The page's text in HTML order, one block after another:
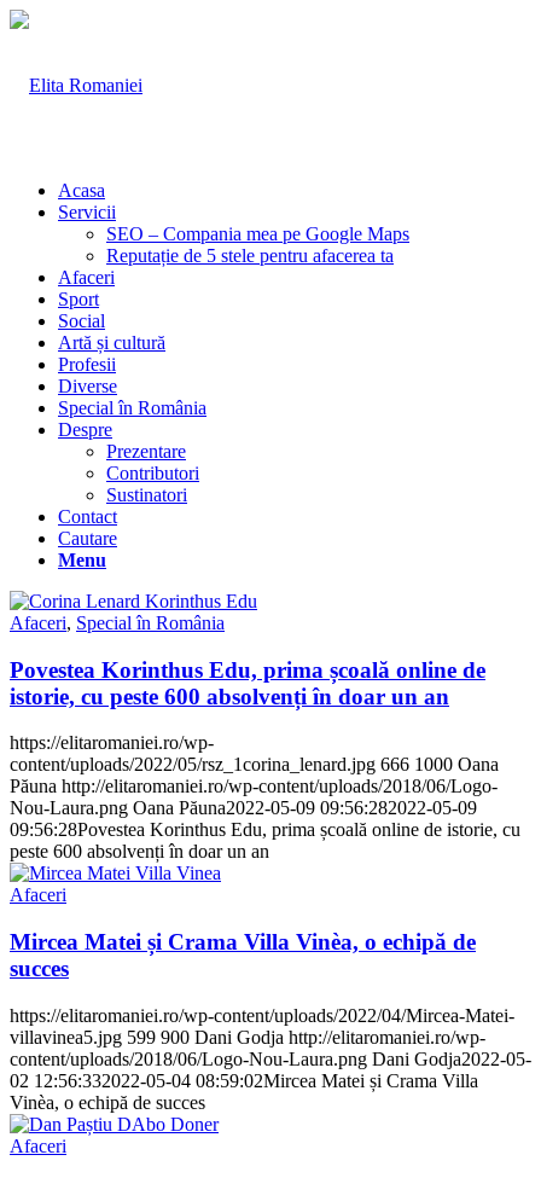
Acasa
Servicii
SEO – Compania mea pe Google Maps
Reputație de 5 stele pentru afacerea ta
Afaceri
Sport
Social
Artă și cultură
Profesii
Diverse
Special în România
Despre
Prezentare
Contributori
Sustinatori
Contact
Cautare
Menu
Afaceri, Special în România
Povestea Korinthus Edu, prima școală online de
istorie, cu peste 600 absolvenți în doar un an
https://elitaromaniei.ro/wp-
content/uploads/2022/05/rsz_1corina_lenard.jpg 666 1000 Oana
Păuna http://elitaromaniei.ro/wp-content/uploads/2018/06/Logo-
Nou-Laura.png Oana Păuna2022-05-09 09:56:282022-05-09
09:56:28Povestea Korinthus Edu, prima școală online de istorie, cu
peste 600 absolvenți în doar un an
Afaceri
Mircea Matei și Crama Villa Vinèa, o echipă de
succes
https://elitaromaniei.ro/wp-content/uploads/2022/04/Mircea-Matei-
villavinea5.jpg 599 900 Dani Godja http://elitaromaniei.ro/wp-
content/uploads/2018/06/Logo-Nou-Laura.png Dani Godja2022-05-
02 12:56:332022-05-04 08:59:02Mircea Matei și Crama Villa
Vinèa, o echipă de succes
Afaceri